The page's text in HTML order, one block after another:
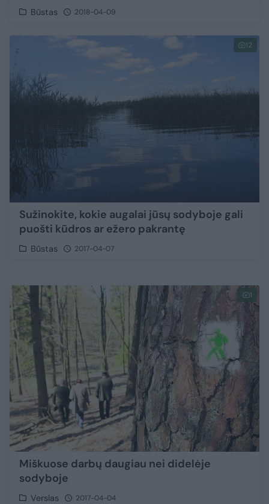
Būstas 2018-04-09
12
Sužinokite, kokie augalai jūsų sodyboje gali
puošti kūdros ar ežero pakrantę
Būstas 2017-04-07
1
Miškuose darbų daugiau nei didelėje
sodyboje
Verslas 2017-04-04